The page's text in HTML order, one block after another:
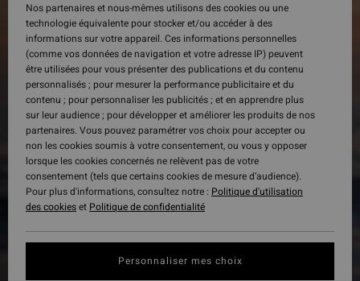
Nos partenaires et nous-mêmes utilisons des cookies ou une
technologie équivalente pour stocker et/ou accéder à des
informations sur votre appareil. Ces informations personnelles
(comme vos données de navigation et votre adresse IP) peuvent
être utilisées pour vous présenter des publications et du contenu
personnalisés ; pour mesurer la performance publicitaire et du
contenu ; pour personnaliser les publicités ; et en apprendre plus
sur leur audience ; pour développer et améliorer les produits de nos
partenaires. Vous pouvez paramétrer vos choix pour accepter ou
non les cookies soumis à votre consentement, ou vous y opposer
lorsque les cookies concernés ne relèvent pas de votre
consentement (tels que certains cookies de mesure d’audience).
Pour plus d'informations, consultez notre : Politique d'utilisation
des cookieset Politique de confidentialité
Personnaliser mes choix